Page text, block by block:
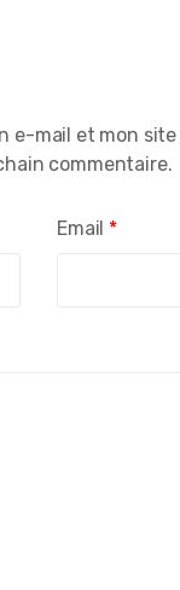
Email *
e-mail et mon
commentaire.